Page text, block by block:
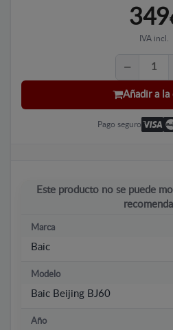
349
IVA incl.
Añadir a la
Pago seguro
Este producto no se puede
Marca
Baic
Modelo
Baic Beijing BJ60
Año